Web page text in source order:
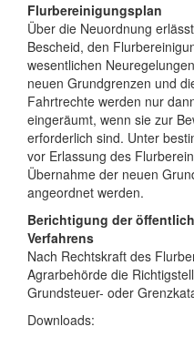
Flurbereinigungsplan
Über die Neuordnung
Bescheid, den
wesentlichen
neuen Grundgrenzen und
Fahrtrechte werden nur
eingeräumt, wenn sie zur
erforderlich sind. Unter
vor Erlassung des
Übernahme der neuen
angeordnet werden.
Berichtigung der
Verfahrens
Nach Rechtskraft des
Agrarbehörde die
Grundsteuer- oder
Downloads: